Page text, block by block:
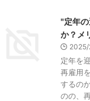
"定年
か？メ
定年を
再雇用
するの
のの、